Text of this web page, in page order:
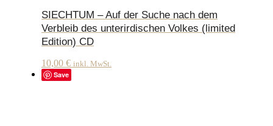
SIECHTUM – Auf der Suche nach dem
Verbleib des unterirdischen Volkes (limited
Edition) CD
10,00 € inkl. MwSt.
Save